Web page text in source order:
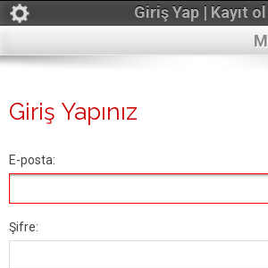
Giriş Yap | Kayıt ol
Giriş Yapınız
E-posta:
Şifre: